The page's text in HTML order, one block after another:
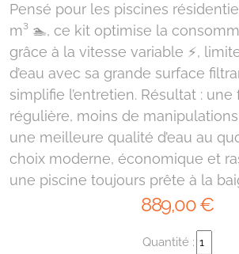
Pensé pour les piscines
m³ 🏊, ce kit optimise la
grâce à la vitesse variable ⚡,
d’eau avec sa grande surface
simplifie l’entretien. Résultat :
régulière, moins de
une meilleure qualité d’eau au
choix moderne, économique et
une piscine toujours prête à la
889,00€
Quantité :